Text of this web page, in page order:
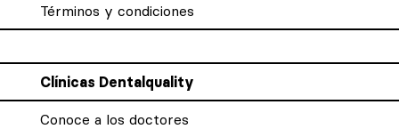
Términos y condiciones
Clínicas Dentalquality
Conoce a los doctores